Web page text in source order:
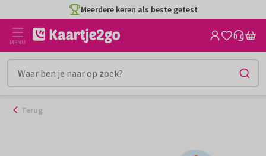
naar
inhoud
Meerdere keren als beste getest
MENU
Terug